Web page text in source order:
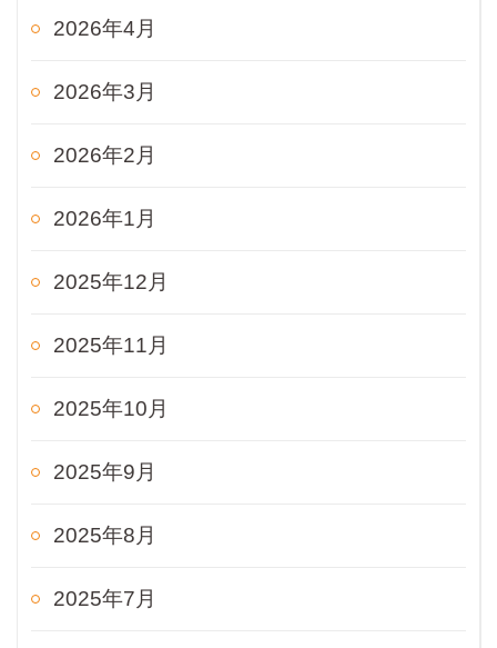
2026年4月
2026年3月
2026年2月
2026年1月
2025年12月
2025年11月
2025年10月
2025年9月
2025年8月
2025年7月